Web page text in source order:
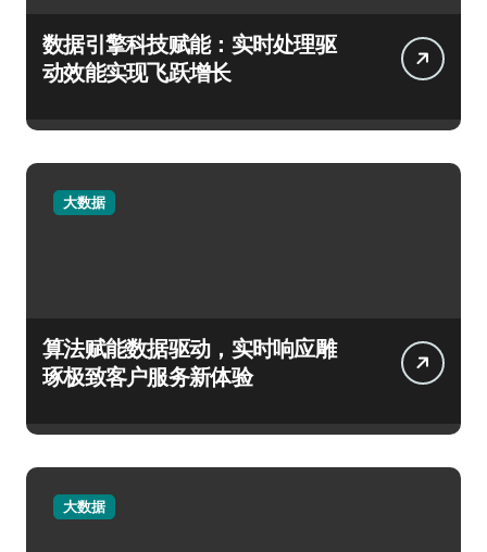
数据引擎科技赋能：实时处理驱
动效能实现飞跃增长
大数据
算法赋能数据驱动，实时响应雕
琢极致客户服务新体验
大数据